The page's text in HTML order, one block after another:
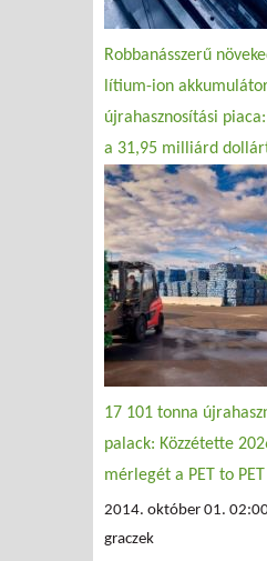
Robbanásszerű
lítium-ion
újrahasznosítási
a 31,95 milliárd
17 101 tonna
palack: Közzétette
mérlegét a PET to PET
2014. október 01.
graczek